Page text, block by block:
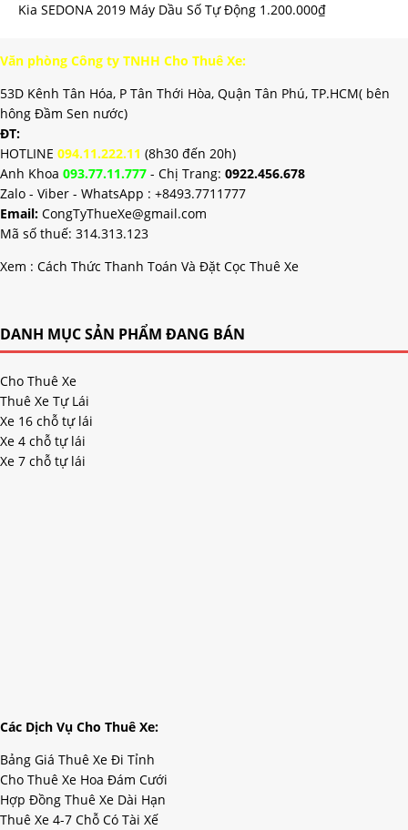
Kia SEDONA 2019 Máy Dầu Số Tự Động 1.200.000₫
Văn phòng Công ty TNHH Cho Thuê Xe:
53D Kênh Tân Hóa, P Tân Thới Hòa, Quận Tân Phú, TP.HCM( bên
hông Đầm Sen nước)
ĐT:
HOTLINE 094.11.222.11 (8h30 đến 20h)
Anh Khoa 093.77.11.777 - Chị Trang: 0922.456.678
Zalo - Viber - WhatsApp : +8493.7711777
Email: CongTyThueXe@gmail.com
Mã số thuế: 314.313.123
Xem : Cách Thức Thanh Toán Và Đặt Cọc Thuê Xe
DANH MỤC SẢN PHẨM ĐANG BÁN
Cho Thuê Xe
Thuê Xe Tự Lái
Xe 16 chỗ tự lái
Xe 4 chỗ tự lái
Xe 7 chỗ tự lái
Các Dịch Vụ Cho Thuê Xe:
Bảng Giá Thuê Xe Đi Tỉnh
Cho Thuê Xe Hoa Đám Cưới
Hợp Đồng Thuê Xe Dài Hạn
Thuê Xe 4-7 Chỗ Có Tài Xế